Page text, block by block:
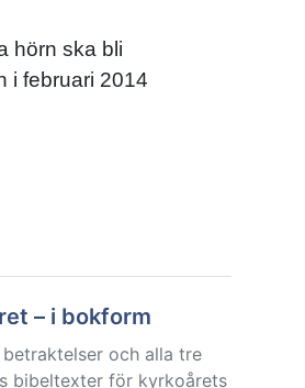
hörn ska bli
i februari 2014
– i bokform
betraktelser och alla tre
bibeltexter för kyrkoårets